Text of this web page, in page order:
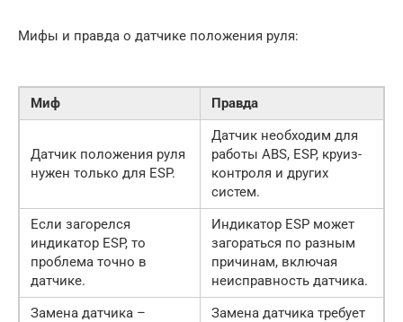
Мифы и правда о датчике положения руля:
Миф Правда
Датчик положения руля
нужен только для ESP.
Датчик необходим для
работы ABS, ESP, круиз-
контроля и других
систем.
Если загорелся
индикатор ESP, то
проблема точно в
датчике.
Индикатор ESP может
загораться по разным
причинам, включая
неисправность датчика.
Замена датчика –
Замена датчика требует